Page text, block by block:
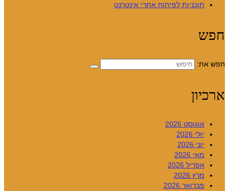
תוכניות לפיתוח אתרי אינטרנט
חפש
חפש את:
ארכיון
אוגוסט 2026
יולי 2026
יוני 2026
מאי 2026
אפריל 2026
מרץ 2026
פברואר 2026